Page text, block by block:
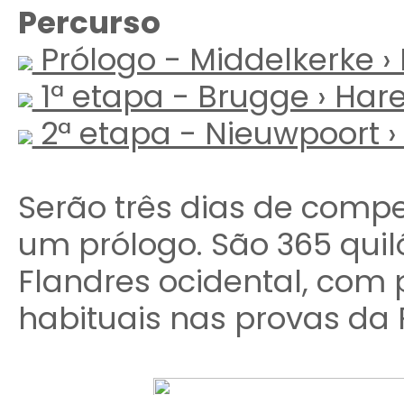
Percurso
Prólogo - Middelkerke
1ª etapa - Brugge ›
2ª etapa - Nieuwpoort
Serão três dias de
um prólogo. São 365
Flandres ocidental,
habituais nas provas da